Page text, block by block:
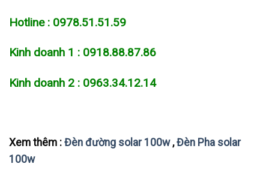
Hotline : 0978.51.51.59
Kinh doanh 1 : 0918.88.87.86
Kinh doanh 2 : 0963.34.12.14
Xem thêm : Đèn đường solar 100w,Đèn Pha solar
100w